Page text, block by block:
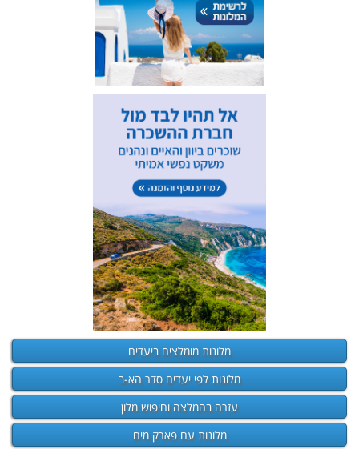
מלונות מומלצים ביעדים
מלונות לפי יעדים סדר הא-ב
עזרה בהמלצה וחיפוש מלון
מלונות עם פארק מים